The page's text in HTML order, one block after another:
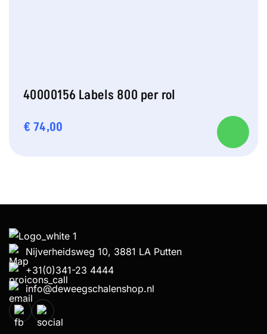
40000156 Labels 800 per rol
€ 74,00
Nijverheidsweg 10, 3881 LA Putten
+31(0)341-23 4444
info@deweegschalenshop.nl